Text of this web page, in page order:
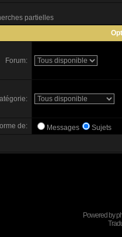
partielles
Forum:
de: Messages Sujets
Powered by